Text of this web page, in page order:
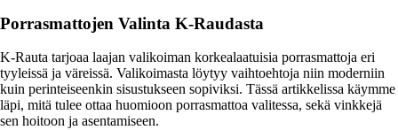
Porrasmattojen Valinta K-Raudasta
K-Rauta tarjoaa laajan valikoiman korkealaatuisia porrasmattoja eri
tyyleissä ja väreissä. Valikoimasta löytyy vaihtoehtoja niin moderniin
kuin perinteiseenkin sisustukseen sopiviksi. Tässä artikkelissa käymme
läpi, mitä tulee ottaa huomioon porrasmattoa valitessa, sekä vinkkejä
sen hoitoon ja asentamiseen.